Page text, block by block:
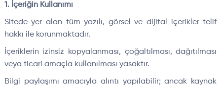
1. İçeriğin Kullanımı
Sitede yer alan tüm yazılı, görsel ve dijital içerikler telif
hakkı ile korunmaktadır.
İçeriklerin izinsiz kopyalanması, çoğaltılması, dağıtılması
veya ticari amaçla kullanılması yasaktır.
Bilgi paylaşımı amacıyla alıntı yapılabilir; ancak kaynak